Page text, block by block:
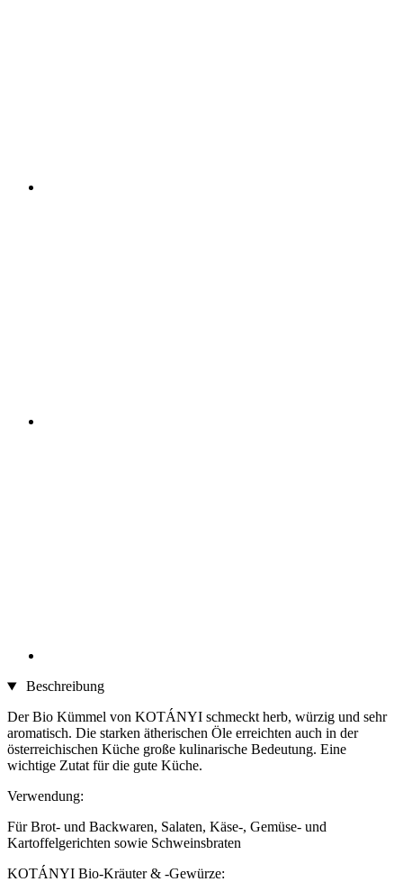
Beschreibung
Der Bio Kümmel von KOTÁNYI schmeckt herb, würzig und sehr
aromatisch. Die starken ätherischen Öle erreichten auch in der
österreichischen Küche große kulinarische Bedeutung. Eine
wichtige Zutat für die gute Küche.
Verwendung:
Für Brot- und Backwaren, Salaten, Käse-, Gemüse- und
Kartoffelgerichten sowie Schweinsbraten
KOTÁNYI Bio-Kräuter & -Gewürze: